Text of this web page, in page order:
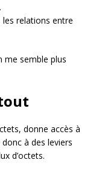
les relations entre
me semble plus
donne accès à
à des leviers
d’octets.